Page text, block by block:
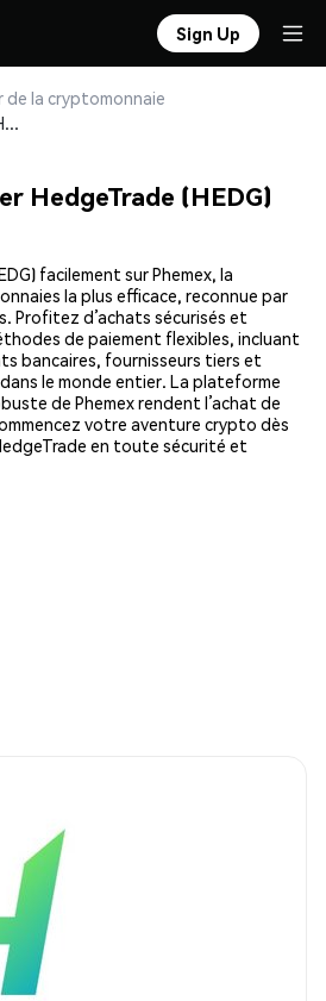
Sign Up
de la cryptomonnaie
Achetez et stockez HedgeTrade (HEDG) en toute sécurité
HedgeTrade (HEDG)
facilement sur Phemex, la
la plus efficace, reconnue par
Profitez d’achats sécurisés et
de paiement flexibles, incluant
bancaires, fournisseurs tiers et
le monde entier. La plateforme
de Phemex rendent l’achat de
votre aventure crypto dès
en toute sécurité et